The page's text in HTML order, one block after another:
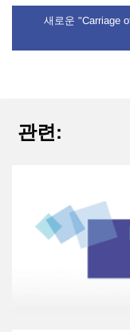
새로운 "Carriage
관련: